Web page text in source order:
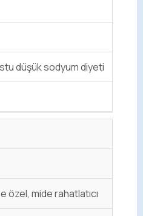
düşük sodyum diyeti
mide rahatlatıcı